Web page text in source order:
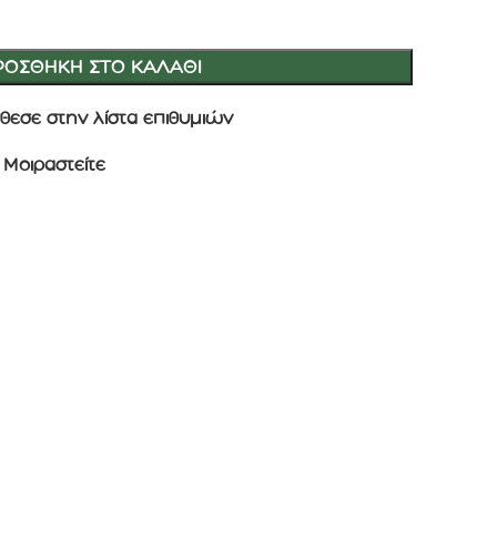
ΣΤΟ ΚΑΛΆΘΙ
στην λίστα επιθυμιών
Μοιραστείτε